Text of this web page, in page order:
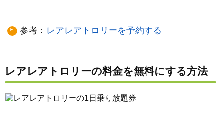
参考： レアレアトロリーを予約する
レアレアトロリーの料金を無料にする方法